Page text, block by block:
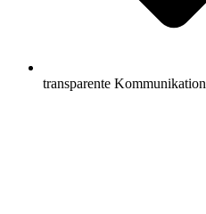
transparente Kommunikation